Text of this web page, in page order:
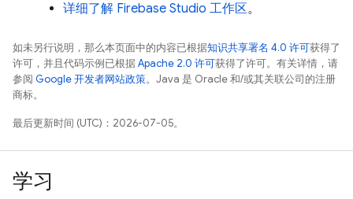
详细了解 Firebase Studio 工作区。
如未另行说明，那么本页面中的内容已根据知识共享署名 4.0 许可获得了
许可，并且代码示例已根据Apache 2.0 许可获得了许可。有关详情，请
参阅 Google 开发者网站政策。Java 是 Oracle 和/或其关联公司的注册
商标。
最后更新时间 (UTC)：2026-07-05。
学习